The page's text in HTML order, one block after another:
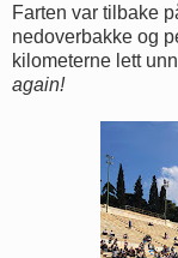
Farten var tilbake
nedoverbakke og
kilometerne lett
again!